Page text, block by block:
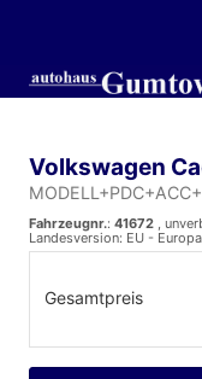
Volkswagen
Fahrzeugnr.: 41672 ,
Landesversion: EU -
Gesamtpreis